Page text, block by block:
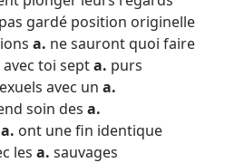
gardé position originelle
a. ne sauront quoi faire
toi septa. purs
avec un a.
soin des a.
a. ont une fin identique
les a. sauvages